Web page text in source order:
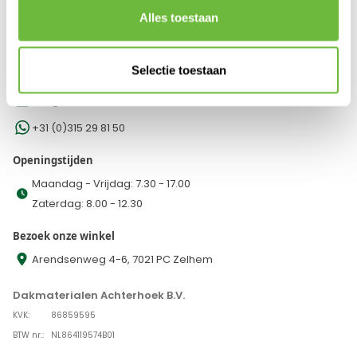
Alles toestaan
Selectie toestaan
WE KOMEN GRAAG MET JE IN CONTACT
Bel, app of mail met onze klantenservice
+31 (0)315 29 81 50
Openingstijden
Maandag - Vrijdag: 7.30 - 17.00
Zaterdag: 8.00 - 12.30
Bezoek onze winkel
Arendsenweg 4-6, 7021 PC Zelhem
Dakmaterialen Achterhoek B.V.
KVK:
86859595
BTW nr.:
NL864119574B01